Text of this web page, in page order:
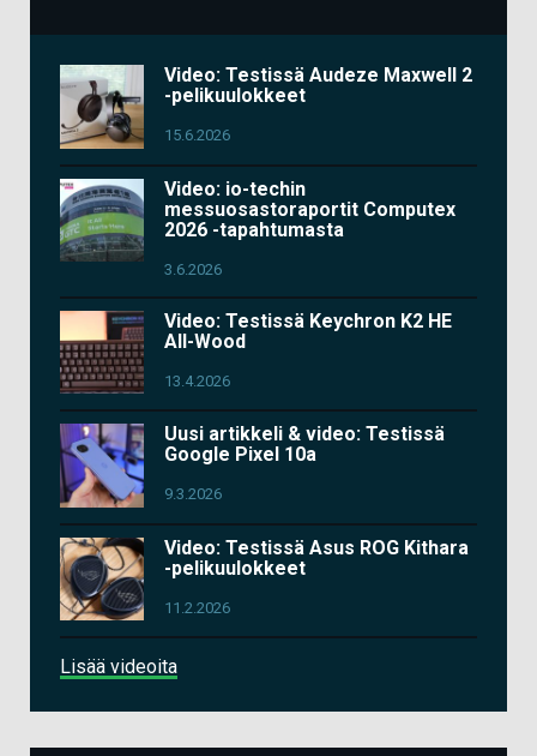
Video: Testissä Audeze Maxwell 2
-pelikuulokkeet
15.6.2026
Video: io-techin
messuosastoraportit Computex
2026 -tapahtumasta
3.6.2026
Video: Testissä Keychron K2 HE
All-Wood
13.4.2026
Uusi artikkeli & video: Testissä
Google Pixel 10a
9.3.2026
Video: Testissä Asus ROG Kithara
-pelikuulokkeet
11.2.2026
Lisää videoita